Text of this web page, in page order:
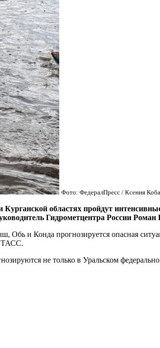
Фото: ФедералПресс / Ксения
областях пройдут интенсивные
Гидрометцентра России Роман
и Конда прогнозируется опасная
ТАСС.
не только в Уральском